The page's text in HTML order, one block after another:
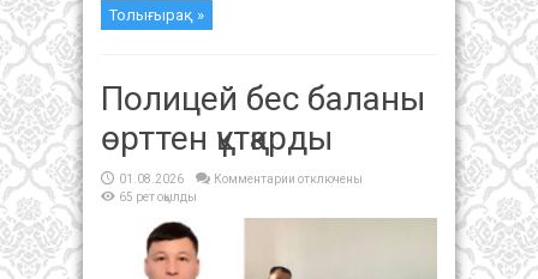
Толығырақ »
Полицей бес баланы
өрттен құтқарды
01.08.2026 Комментарии к
бес
отключены
65 рет оқылды